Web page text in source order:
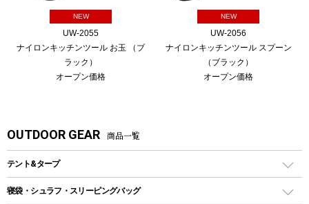
NEW
UW-2055
ナイロンキッチンツール お玉 （ブ
ラック）
オープン価格
NEW
UW-2056
ナイロンキッチンツール スプーン
（ブラック）
オープン価格
OUTDOOR GEAR 商品一覧
テント&タープ
テント
寝袋・シュラフ・スリーピングバッグ